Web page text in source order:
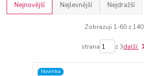
Nejnovější Nejlevnější Nejdražší
Zobrazuji 1-60 z 140
strana z 3další
Novinka